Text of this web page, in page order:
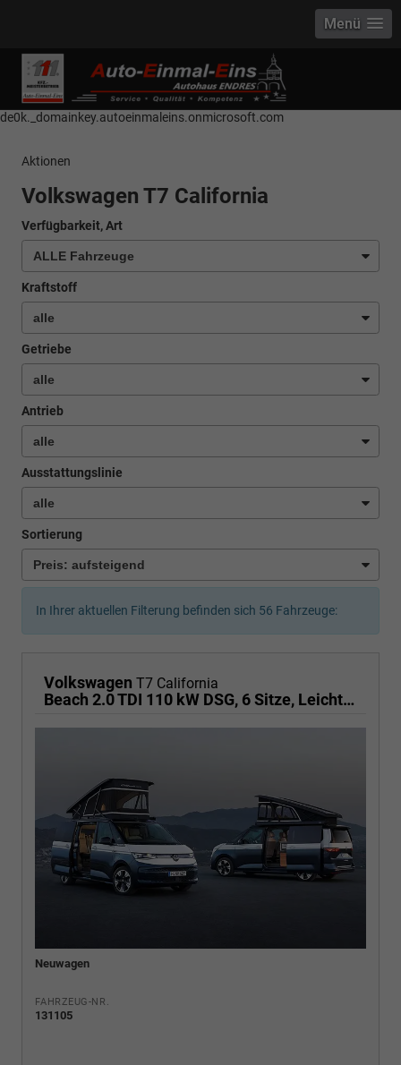
------------ Host Name : selector1._domainkey Points to address or value:
selector1-aee-de0k._domainkey.autoeinmaleins.onmicrosoft.com Host
Name : selector2._domainkey Points to address or value: selector2-aee-
de0k._domainkey.autoeinmaleins.onmicrosoft.com
Menü
Aktionen
Volkswagen T7 California
Verfügbarkeit, Art
Kraftstoff
Getriebe
Antrieb
Ausstattungslinie
Sortierung
In Ihrer aktuellen Filterung befinden sich 56 Fahrzeuge:
Volkswagen T7 California
Beach 2.0 TDI 110 kW DSG, 6 Sitze, Leichtmetallfelgen 17 Zoll, Markise mit Schiene und Gehäuse links, Klima, 5 Jahre Werksgarantie,
Neuwagen
FAHRZEUG-NR.
131105